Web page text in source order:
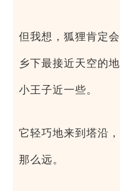
但我想，狐狸肯定
乡下最接近天空的
小王子近一些。
它轻巧地来到塔沿
那么远。